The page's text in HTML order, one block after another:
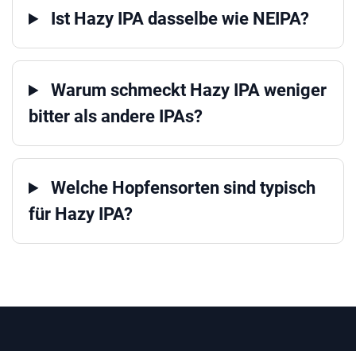
Ist Hazy IPA dasselbe wie NEIPA?
Warum schmeckt Hazy IPA weniger
bitter als andere IPAs?
Welche Hopfensorten sind typisch
für Hazy IPA?